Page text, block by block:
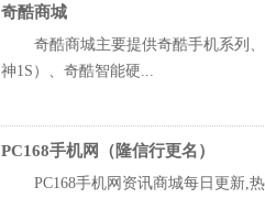
奇酷商城
奇酷商城主要提供奇酷手机系列
神1S）、奇酷智能硬...
PC168手机网（隆信行更名）
PC168手机网资讯商城每日更新,